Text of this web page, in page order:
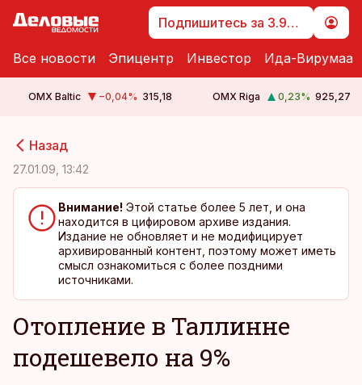
Подпишитесь за 3.99 €
Все новости Эпицентр Инвестор Ида-Вирумаа
OMX Baltic −0,04% 315,18 OMX Riga 0,23% 925,27
Назад
27.01.09, 13:42
Внимание! Этой статье более 5 лет, и она
находится в цифировом архиве издания.
Издание не обновляет и не модифицирует
архивированный контент, поэтому может иметь
смысл ознакомиться с более поздними
источниками.
Отопление в Таллинне
подешевело на 9%